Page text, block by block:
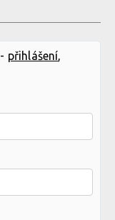
přihlášení,